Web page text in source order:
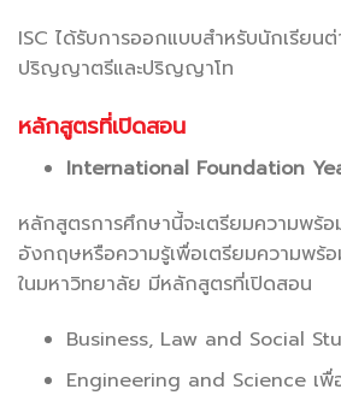
ISC ได้รับการออกแบบสำหรับนักเรียน
ปริญญาตรีและปริญญาโท
หลักสูตรที่เปิดสอน
International Foundation
หลักสูตรการศึกษานี้จะเตรียมความพร้
อังกฤษหรือความรู้เพื่อเตรียมความพร้
ในมหาวิทยาลัย มีหลักสูตรที่เปิดสอน
Business, Law and Social
Engineering and Science เพื่